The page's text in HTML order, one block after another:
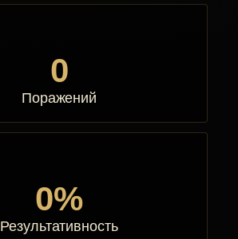
0
Поражений
0%
Результативность